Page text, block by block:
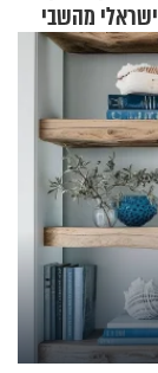
מהשבי